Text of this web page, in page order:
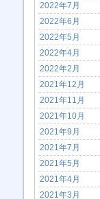
2022年7月
2022年6月
2022年5月
2022年4月
2022年2月
2021年12月
2021年11月
2021年10月
2021年9月
2021年7月
2021年5月
2021年4月
2021年3月